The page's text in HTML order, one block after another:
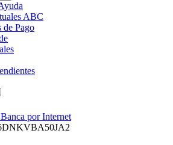
ABC
de Pago
Banca por Internet